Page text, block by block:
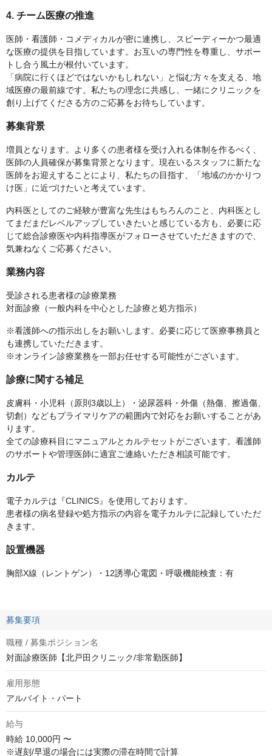
4. チーム医療の推進
医師・看護師・コメディカルが密に連携し、スピーディーかつ最適
な医療の提供を目指しています。お互いの専門性を尊重し、サポー
トし合う風土が根付いています。
「病院に行くほどではないかもしれない」と悩む方々を支える、地
域医療の最前線です。私たちの理念に共感し、一緒にクリニックを
創り上げてくださる方のご応募をお待ちしています。
募集背景
増員となります。より多くの患者様を受け入れる体制を作るべく、
医師の人員確保が募集背景となります。現在いるスタッフに新たな
医師をお迎えすることにより、私たちの目指す、「地域のかかりつ
け医」に近づけたいと考えています。
内科医としてのご経験が豊富な先生はもちろんのこと、内科医とし
てまだまだレベルアップしていきたいと感じている方も、必要に応
じて総合診療医や内科指導医がフォローさせていただきますので、
気兼ねなくご応募ください。
業務内容
受診される患者様の診療業務
対面診療（一般内科を中心とした診療と処方指示）
※看護師への指示出しをお願いします。必要に応じて医療事務員と
も連携していただきます。
※オンライン診療業務を一部お任せする可能性がございます。
診療に関する補足
皮膚科・小児科（原則3歳以上）・泌尿器科・外傷（熱傷、擦過傷、
切創）などもプライマリケアの範囲内で対応をお願いすることがあ
ります。
全ての診療科目にマニュアルとカルテセットがございます。看護師
のサポートや管理医師に適宜ご連絡いただき相談可能です。
カルテ
電子カルテは『CLINICS』を使用しております。
患者様の病名登録や処方指示の内容を電子カルテに記録していただ
きます。
設置機器
胸部X線（レントゲン）・12誘導心電図・呼吸機能検査：有
募集要項
職種 / 募集ポジション名
対面診療医師【北戸田クリニック/非常勤医師】
雇用形態
アルバイト・パート
給与
時給 10,000円 〜
※遅刻/早退の場合には実際の滞在時間で計算